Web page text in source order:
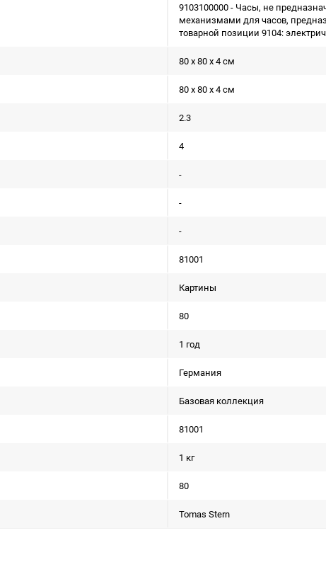
9103100000 - Часы, не
механизмами для часов,
товарной позиции 9104:
80 x 80 x 4 см
80 x 80 x 4 см
2.3
4
-
-
-
81001
Картины
80
1 год
Германия
Базовая коллекция
81001
1 кг
80
Tomas Stern